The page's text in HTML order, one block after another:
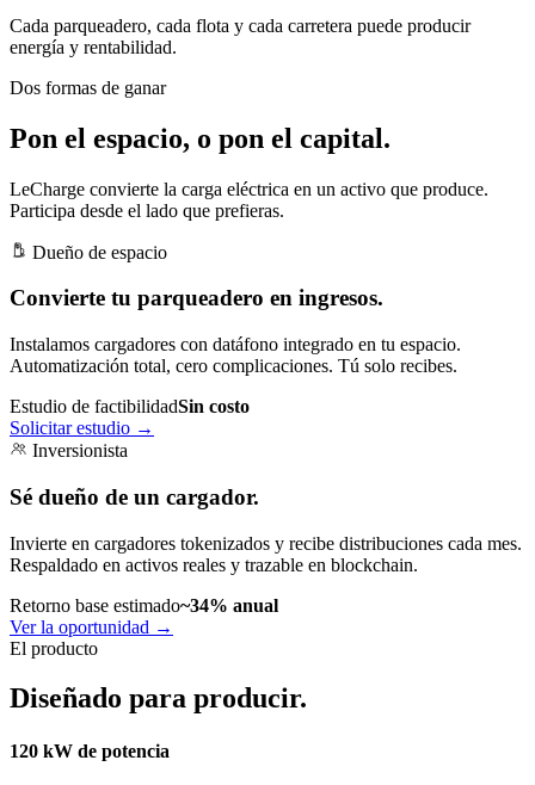
Cada parqueadero, cada flota y cada carretera puede producir
energía y rentabilidad.
Dos formas de ganar
Pon el espacio, o pon el capital.
LeCharge convierte la carga eléctrica en un activo que produce.
Participa desde el lado que prefieras.
Dueño de espacio
Convierte tu parqueadero en ingresos.
Instalamos cargadores con datáfono integrado en tu espacio.
Automatización total, cero complicaciones. Tú solo recibes.
Estudio de factibilidadSin costo
Solicitar estudio →
Inversionista
Sé dueño de un cargador.
Invierte en cargadores tokenizados y recibe distribuciones cada mes.
Respaldado en activos reales y trazable en blockchain.
Retorno base estimado~34% anual
Ver la oportunidad →
El producto
Diseñado para producir.
120 kW de potencia